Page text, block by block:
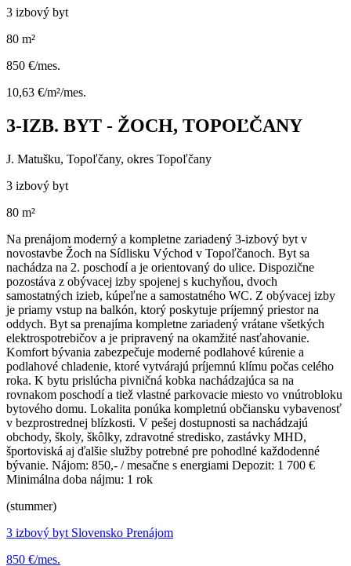
3 izbový byt
80 m²
850 €/mes.
10,63 €/m²/mes.
3-IZB. BYT - ŽOCH, TOPOĽČANY
J. Matušku, Topoľčany, okres Topoľčany
3 izbový byt
80 m²
Na prenájom moderný a kompletne zariadený 3-izbový byt v
novostavbe Žoch na Sídlisku Východ v Topoľčanoch. Byt sa
nachádza na 2. poschodí a je orientovaný do ulice. Dispozične
pozostáva z obývacej izby spojenej s kuchyňou, dvoch
samostatných izieb, kúpeľne a samostatného WC. Z obývacej izby
je priamy vstup na balkón, ktorý poskytuje príjemný priestor na
oddych. Byt sa prenajíma kompletne zariadený vrátane všetkých
elektrospotrebičov a je pripravený na okamžité nasťahovanie.
Komfort bývania zabezpečuje moderné podlahové kúrenie a
podlahové chladenie, ktoré vytvárajú príjemnú klímu počas celého
roka. K bytu prislúcha pivničná kobka nachádzajúca sa na
rovnakom poschodí a tiež vlastné parkovacie miesto vo vnútrobloku
bytového domu. Lokalita ponúka kompletnú občiansku vybavenosť
v bezprostrednej blízkosti. V pešej dostupnosti sa nachádzajú
obchody, školy, škôlky, zdravotné stredisko, zastávky MHD,
športoviská aj ďalšie služby potrebné pre pohodlné každodenné
bývanie. Nájom: 850,- / mesačne s energiami Depozit: 1 700 €
Minimálna doba nájmu: 1 rok
(stummer)
3 izbový byt Slovensko Prenájom
850 €/mes.